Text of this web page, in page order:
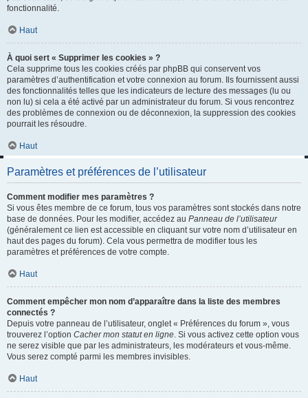
fonctionnalité.
Haut
À quoi sert « Supprimer les cookies » ?
Cela supprime tous les cookies créés par phpBB qui conservent vos
paramètres d’authentification et votre connexion au forum. Ils fournissent aussi
des fonctionnalités telles que les indicateurs de lecture des messages (lu ou
non lu) si cela a été activé par un administrateur du forum. Si vous rencontrez
des problèmes de connexion ou de déconnexion, la suppression des cookies
pourrait les résoudre.
Haut
Paramètres et préférences de l’utilisateur
Comment modifier mes paramètres ?
Si vous êtes membre de ce forum, tous vos paramètres sont stockés dans notre
base de données. Pour les modifier, accédez au Panneau de l’utilisateur
(généralement ce lien est accessible en cliquant sur votre nom d’utilisateur en
haut des pages du forum). Cela vous permettra de modifier tous les
paramètres et préférences de votre compte.
Haut
Comment empêcher mon nom d’apparaître dans la liste des membres
connectés ?
Depuis votre panneau de l’utilisateur, onglet « Préférences du forum », vous
trouverez l’option Cacher mon statut en ligne . Si vous activez cette option vous
ne serez visible que par les administrateurs, les modérateurs et vous-même.
Vous serez compté parmi les membres invisibles.
Haut